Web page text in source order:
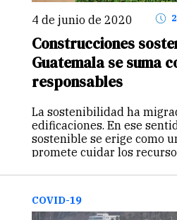
4 de junio de 2020
Construcciones
Guatemala se suma
responsables
La sostenibilidad ha
edificaciones. En ese
sostenible se erige como
promete cuidar los
de la misma.
COVID-19